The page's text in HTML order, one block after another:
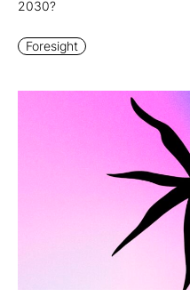
2030?
Foresight